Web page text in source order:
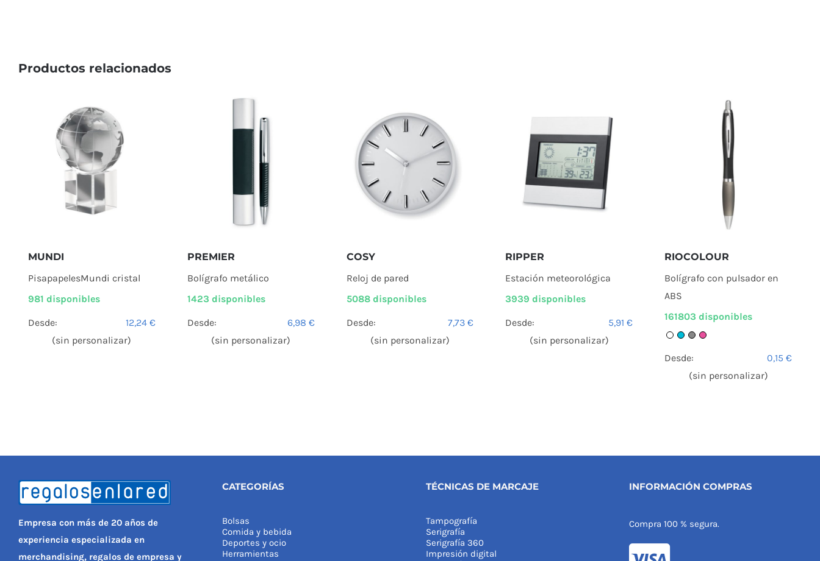
Productos relacionados
MUNDI
PisapapelesMundi cristal
981 disponibles
Desde: 12,24 €
(sin personalizar)
PREMIER
Bolígrafo metálico
1423 disponibles
Desde: 6,98 €
(sin personalizar)
COSY
Reloj de pared
5088 disponibles
Desde: 7,73€
(sin personalizar)
RIPPER
Estación meteorológica
3939 disponibles
Desde: 5,91€
(sin personalizar)
RIOCOLOUR
Bolígrafo con pulsador en
ABS
161803 disponibles
Desde: 0,15€
(sin personalizar)
Empresa con más de 20 años de
experiencia especializada en
merchandising, regalos de empresa y
CATEGORÍAS
Bolsas
Comida y bebida
Deportes y ocio
Herramientas
TÉCNICAS DE MARCAJE
Tampografía
Serigrafía
Serigrafía 360
Impresión digital
INFORMACIÓN COMPRAS
Compra 100 % segura.